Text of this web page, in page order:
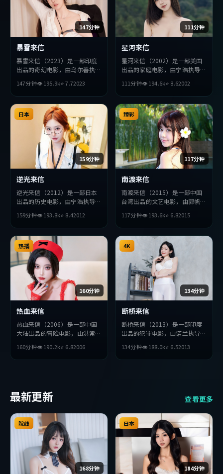
147分钟
暴雪来信
暴雪来信（2023）是一部印度
出品的奇幻电影，由乌尔善执
秦昊等主演。影片在叙事与视听
上力求突破，探讨人性与抉择，
节奏张弛有度，适合喜欢该类型
的观众完整观看。
147分钟👁195.9k⭐7.72023
111分钟
星河来信
星河来信（2002）是一部美国
出品的家庭电影，由宁浩执导，
影片在叙事与视听上力求突破，
探讨人性与抉择，节奏张弛有
度，适合喜欢该类型的观众完整
观看。
111分钟👁194.6k⭐ 8.62002
159分钟
日本
逆光来信
逆光来信（2012）是一部日本
出品的历史电影，由宁浩执导，
片在叙事与视听上力求突破，探
讨人性与抉择，节奏张弛有度，
适合喜欢该类型的观众完整观
看。
159分钟👁193.8k⭐ 8.42012
117分钟
臻彩
南渡来信
南渡来信（2015）是一部中国
台湾出品的文艺电影，由郭帆执
演。影片在叙事与视听上力求突
破，探讨人性与抉择，节奏张弛
有度，适合喜欢该类型的观众完
整观看。
117分钟👁193.6k⭐ 6.82015
160分钟
热播
热血来信
热血来信（2006）是一部中国
大陆出品的冒险电影，由洪常秀
演。影片在叙事与视听上力求突
破，探讨人性与抉择，节奏张弛
160分钟👁190.2k⭐ 6.82006
134分钟
4K
断桥来信
断桥来信（2013）是一部印度
出品的犯罪电影，由诺兰执导，
演。影片在叙事与视听上力求突
破，探讨人性与抉择，节奏张弛
134分钟👁188.0k⭐ 6.52013
最新更新 查看更多
168分钟
院线
184分钟
日本